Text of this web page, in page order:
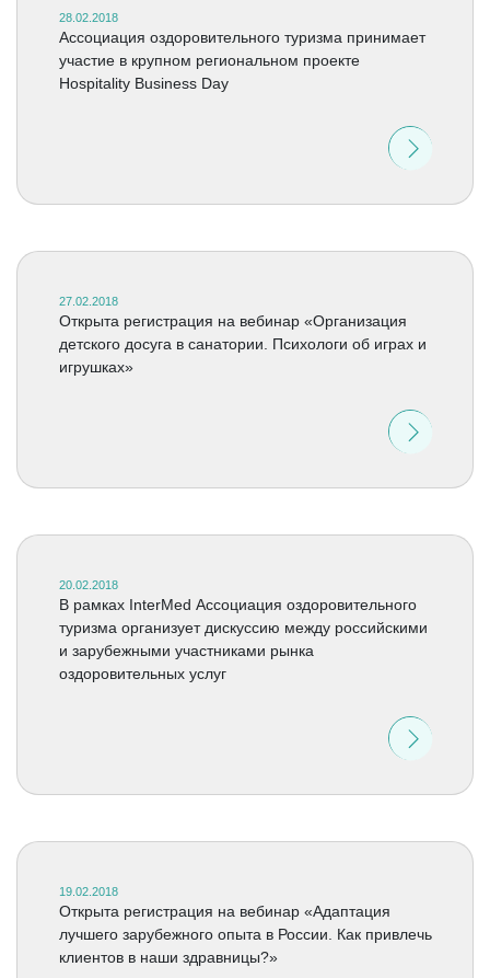
28.02.2018
Ассоциация оздоровительного туризма принимает
участие в крупном региональном проекте
Hospitality Business Day
27.02.2018
Открыта регистрация на вебинар «Организация
детского досуга в санатории. Психологи об играх и
игрушках»
20.02.2018
В рамках InterMed Ассоциация оздоровительного
туризма организует дискуссию между российскими
и зарубежными участниками рынка
оздоровительных услуг
19.02.2018
Открыта регистрация на вебинар «Адаптация
лучшего зарубежного опыта в России. Как привлечь
клиентов в наши здравницы?»